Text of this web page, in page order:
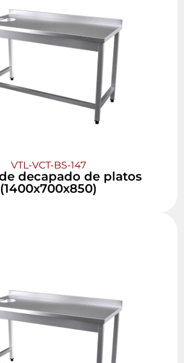
VTL-VCT-BS-147
decapado de platos
(1400x700x850)